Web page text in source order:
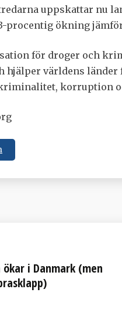
uppskattar nu
procentig ökning
för droger och
hjälper världens
korruption
i Danmark (men